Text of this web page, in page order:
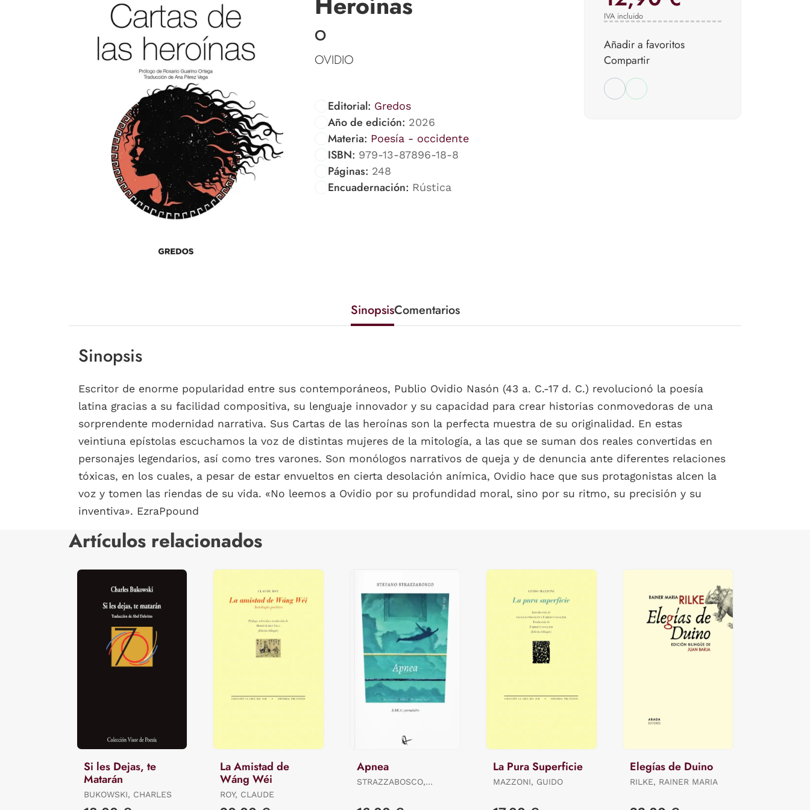
O
OVIDIO
Editorial: Gredos
Año de edición: 2026
Materia: Poesía - occidente
ISBN: 979-13-87896-18-8
Páginas: 248
Encuadernación: Rústica
IVA incluido
Añadir a favoritos
Compartir
SinopsisComentarios
Sinopsis
Escritor de enorme popularidad entre sus contemporáneos, Publio Ovidio Nasón (43 a. C.-17 d. C.) revolucionó la poesía
latina gracias a su facilidad compositiva, su lenguaje innovador y su capacidad para crear historias conmovedoras de una
sorprendente modernidad narrativa. Sus Cartas de las heroínas son la perfecta muestra de su originalidad. En estas
veintiuna epístolas escuchamos la voz de distintas mujeres de la mitología, a las que se suman dos reales convertidas en
personajes legendarios, así como tres varones. Son monólogos narrativos de queja y de denuncia ante diferentes relaciones
tóxicas, en los cuales, a pesar de estar envueltos en cierta desolación anímica, Ovidio hace que sus protagonistas alcen la
voz y tomen las riendas de su vida. «No leemos a Ovidio por su profundidad moral, sino por su ritmo, su precisión y su
inventiva». EzraPpound
Artículos relacionados
Si les Dejas, te
Matarán
BUKOWSKI, CHARLES
La Amistad de
Wáng Wéi
ROY, CLAUDE
Apnea
STRAZZABOSCO,
La Pura Superficie
MAZZONI, GUIDO
Elegías de Duino
RILKE, RAINER MARIA